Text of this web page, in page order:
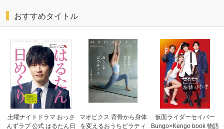
おすすめタイトル
土曜ナイトドラマ おっさ
んずラブ 公式 はるたん日
マオビクス 背骨から身体
を変えるおうちピラティ
仮面ライダーセイバー
Bungo×Kengo book 物語